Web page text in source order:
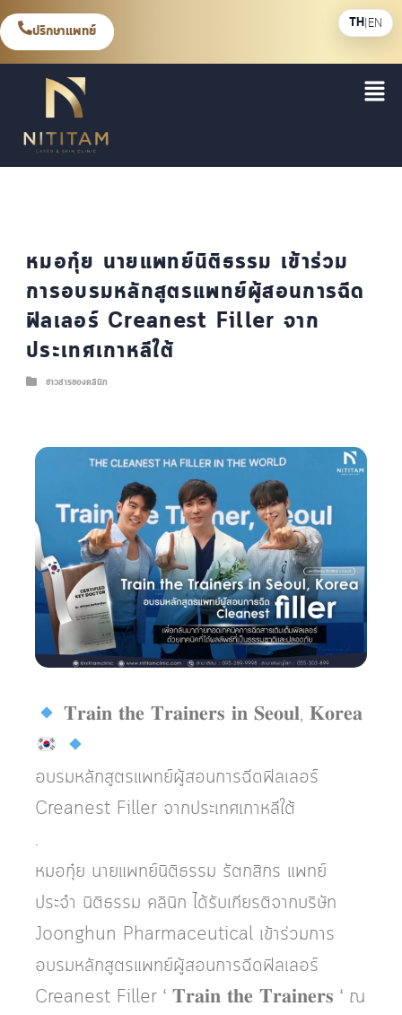
ปรึกษาแพทย์
หมอกุ๋ย นายแพทย์นิติธรรม เข้าร่วม
การอบรมหลักสูตรแพทย์ผู้สอนการฉีด
ฟิลเลอร์ Creanest Filler จาก
ประเทศเกาหลีใต้
ข่าวสารของคลินิก
𝐓𝐫𝐚𝐢𝐧 𝐭𝐡𝐞 𝐓𝐫𝐚𝐢𝐧𝐞𝐫𝐬 𝐢𝐧 𝐒𝐞𝐨𝐮𝐥, 𝐊𝐨𝐫𝐞𝐚
อบรมหลักสูตรแพทย์ผู้สอนการฉีดฟิลเลอร์
Creanest Filler จากประเทศเกาหลีใต้
.
หมอกุ๋ย นายแพทย์นิติธรรม รัตกสิกร แพทย์
ประจำ นิติธรรม คลินิก ได้รับเกียรติจากบริษัท
Joonghun Pharmaceutical เข้าร่วมการ
อบรมหลักสูตรแพทย์ผู้สอนการฉีดฟิลเลอร์
Creanest Filler ‘ 𝐓𝐫𝐚𝐢𝐧 𝐭𝐡𝐞 𝐓𝐫𝐚𝐢𝐧𝐞𝐫𝐬 ‘ ณ
TH|EN